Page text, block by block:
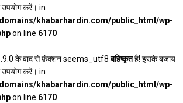
करें। in
khabarhardin.com/public_html/wp-
on line 6170
के बाद से फ़ंक्शन seems_utf8बहिष्कृतहै! इसके बजाय
करें। in
khabarhardin.com/public_html/wp-
on line 6170